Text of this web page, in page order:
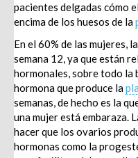
pacientes delgadas cómo
encima de los huesos de la
En el 60% de las mujeres,
semana 12, ya que están
hormonales, sobre todo la
hormona que produce la
semanas, de hecho es la
una mujer está embaraza.
hacer que los ovarios
hormonas como la